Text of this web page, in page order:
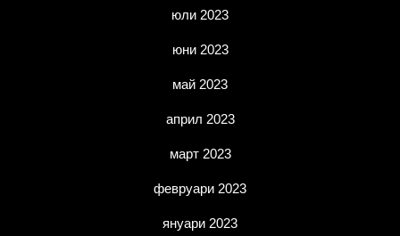
юли 2023
юни 2023
май 2023
април 2023
март 2023
февруари 2023
януари 2023